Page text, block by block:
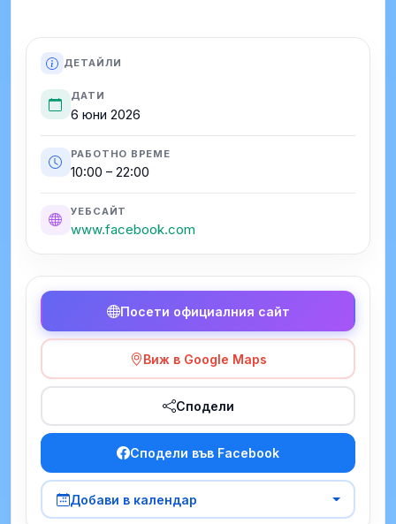
ДЕТАЙЛИ
ДАТИ
6 юни 2026
РАБОТНО ВРЕМЕ
10:00 – 22:00
УЕБСАЙТ
www.facebook.com
Посети официалния сайт
Виж в Google Maps
Сподели
Сподели във Facebook
Добави в календар